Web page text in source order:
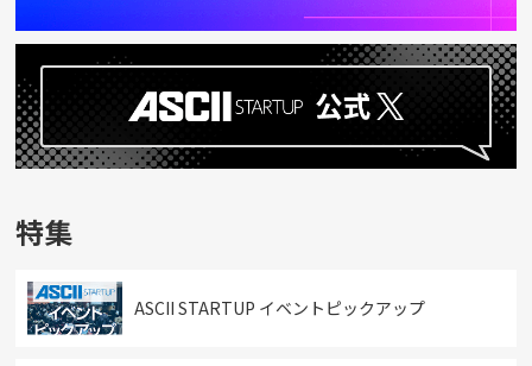
特集
ASCII STARTUP イベントピックアップ